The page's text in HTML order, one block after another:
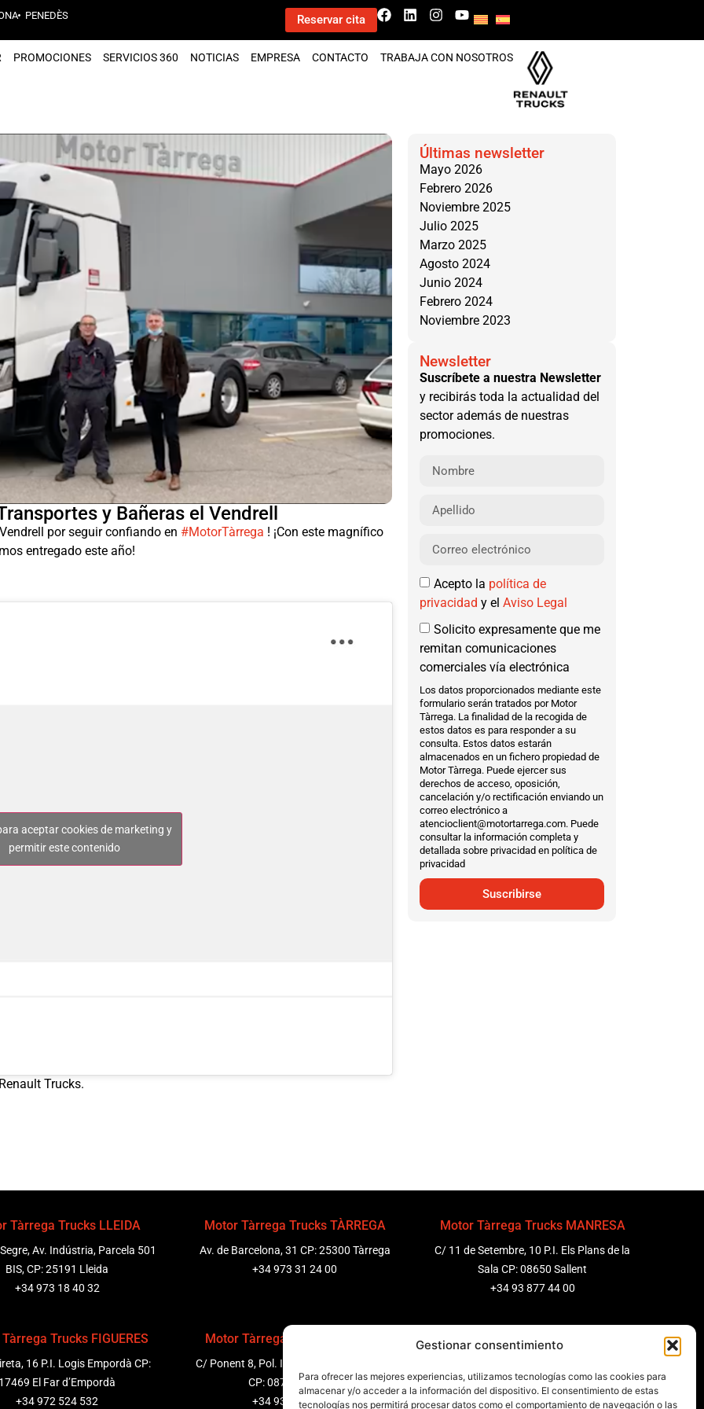
Gestionar consentimiento
Para ofrecer las mejores experiencias, utilizamos tecnologías como las cookies para
almacenar y/o acceder a la información del dispositivo. El consentimiento de estas
tecnologías nos permitirá procesar datos como el comportamiento de navegación o las
PENEDÈS Reservar cita
PROMOCIONES SERVICIOS 360 NOTICIAS EMPRESA CONTACTO TRABAJA CON NOSOTROS
y Bañeras el Vendrell
por seguir confiando en #MotorTàrrega ! ¡Con este magnífico
entregado este año!
aceptar cookies de marketing y
permitir este contenido
Trucks.
Últimas newsletter
Mayo 2026
Febrero 2026
Noviembre 2025
Julio 2025
Marzo 2025
Agosto 2024
Junio 2024
Febrero 2024
Noviembre 2023
Newsletter
Suscríbete a nuestra Newsletter
y recibirás toda la actualidad del
sector además de nuestras
promociones.
Acepto la política de
privacidad y el Aviso Legal
Solicito expresamente que me
remitan comunicaciones
comerciales vía electrónica
Los datos proporcionados mediante este
formulario serán tratados por Motor
Tàrrega. La finalidad de la recogida de
estos datos es para responder a su
consulta. Estos datos estarán
almacenados en un fichero propiedad de
Motor Tàrrega. Puede ejercer sus
derechos de acceso, oposición,
cancelación y/o rectificación enviando un
correo electrónico a
atencioclient@motortarrega.com. Puede
consultar la información completa y
detallada sobre privacidad en política de
privacidad
Suscribirse
Tàrrega Trucks LLEIDA
Av. Indústria, Parcela 501
BIS, CP: 25191 Lleida
+34 973 18 40 32
Motor Tàrrega Trucks TÀRREGA
Av. de Barcelona, 31 CP: 25300 Tàrrega
+34 973 31 24 00
Motor Tàrrega Trucks MANRESA
C/ 11 de Setembre, 10 P.I. Els Plans de la
Sala CP: 08650 Sallent
+34 93 877 44 00
Trucks FIGUERES
16 P.I. Logis Empordà CP:
17469 El Far d’Empordà
+34 972 524 532
Motor Tàrrega Trucks PENEDÈS
C/ Ponent 8, Pol. Ind. Sant Pere Molanta,
CP: 08799 Olèrdola
+34 931 69 11 91
Motor Tàrrega Trucks BARCELONA
Barcelona, España
+34 932 63 43 51